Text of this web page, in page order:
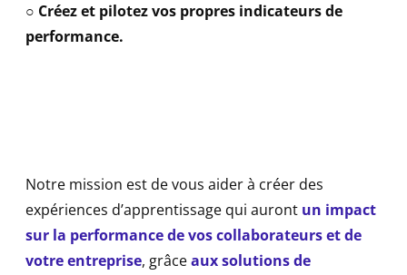
○ Créez et pilotez vos propres indicateurs de
performance.
Notre mission est de vous aider à créer des
expériences d’apprentissage qui auront un impact
sur la performance de vos collaborateurs et de
votre entreprise, grâceaux solutions de